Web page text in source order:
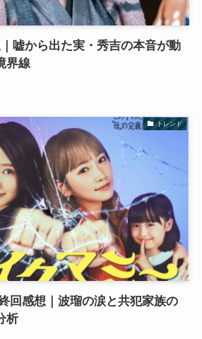
嘘から出た実・秀吉の本音が動
界線
トレンド
回感想｜波瑠の涙と共犯家族の
析